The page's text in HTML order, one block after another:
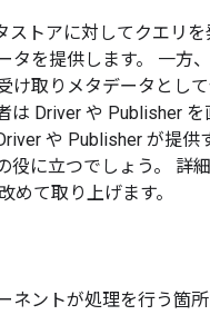
ストアに対してクエリを
タを提供します。 一方
け取りメタデータとして
は Driver や Publisher
や Publisher が提供
役に立つでしょう。 詳
めて取り上げます。
ネントが処理を行う箇